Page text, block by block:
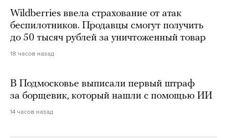
Wildberries ввела страхование от атак
беспилотников. Продавцы смогут получить
до 50 тысяч рублей за уничтоженный товар
18 часов назад
В Подмосковье выписали первый штраф
за борщевик, который нашли с помощью ИИ
14 часов назад